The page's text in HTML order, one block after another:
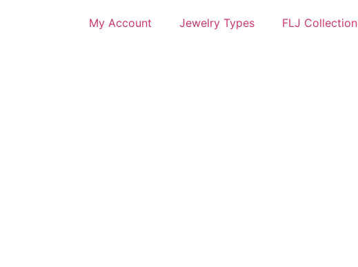
FLJ Collection
Jewelry Types
My Account